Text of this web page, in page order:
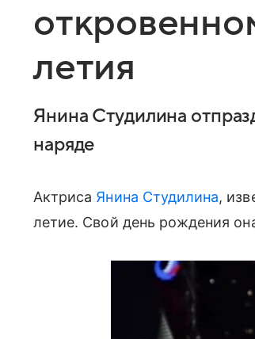
летия
Янина Студилина
наряде
Актриса Янина Студилина,
летие. Свой день рождения